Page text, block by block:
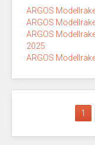
ARGOS
ARGOS
ARGOS
2025
ARGOS
1